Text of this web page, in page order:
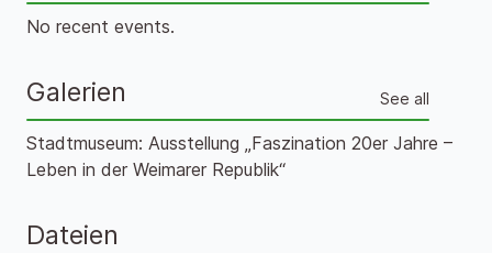
No recent events.
Galerien See all
Stadtmuseum: Ausstellung „Faszination 20er Jahre –
Leben in der Weimarer Republik“
Dateien